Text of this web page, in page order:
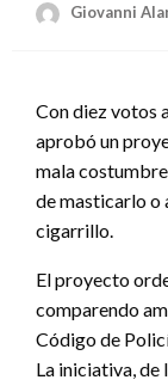
Giovanni
Con diez votos
aprobó un
mala
de masticarlo o
cigarrillo.
El proyecto
comparendo
Código de
La iniciativa, de